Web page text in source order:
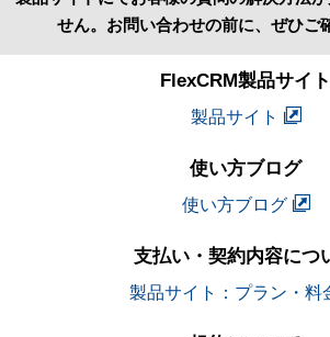
せん。お問い合わせの前に、ぜひご
FlexCRM製品サイト
製品サイト
使い方ブログ
使い方ブログ
支払い・契約内容につ
製品サイト：プラン・料